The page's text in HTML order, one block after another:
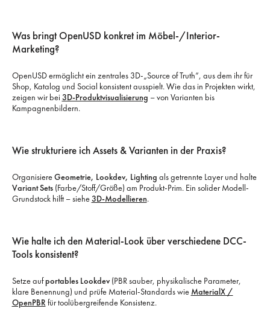
Was bringt OpenUSD konkret im Möbel-/Interior-
Marketing?
OpenUSD ermöglicht ein zentrales 3D-„Source of Truth“, aus dem ihr für
Shop, Katalog und Social konsistent ausspielt. Wie das in Projekten wirkt,
zeigen wir bei 3D-Produktvisualisierung – von Varianten bis
Kampagnenbildern.
Wie strukturiere ich Assets & Varianten in der Praxis?
OrganisiereGeometrie, Lookdev, Lighting als getrennte Layer und halte
Variant Sets(Farbe/Stoff/Größe) am Produkt-Prim. Ein solider Modell-
Grundstock hilft – siehe3D-Modellieren.
Wie halte ich den Material-Look über verschiedene DCC-
Tools konsistent?
Setze aufportables Lookdev(PBR sauber, physikalische Parameter,
klare Benennung) und prüfe Material-Standards wie MaterialX /
OpenPBR für toolübergreifende Konsistenz.